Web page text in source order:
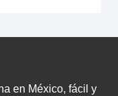
en México, fácil y